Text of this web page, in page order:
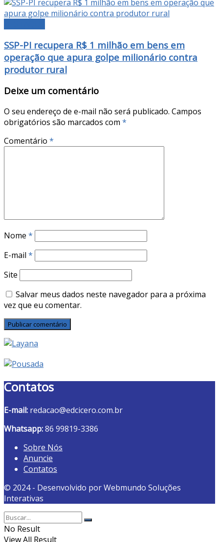
SSP-PI recupera R$ 1 milhão em bens em
operação que apura golpe milionário contra
produtor rural
Deixe um comentário
O seu endereço de e-mail não será publicado. Campos
obrigatórios são marcados com *
Comentário *
Nome *
E-mail *
Site
Salvar meus dados neste navegador para a próxima
vez que eu comentar.
Contatos
E-mail: redacao@edcicero.com.br
Whatsapp:86 99819-3386
Sobre Nós
Anuncie
Contatos
© 2024 - Desenvolvido por Webmundo Soluções
Interativas
No Result
View All Result